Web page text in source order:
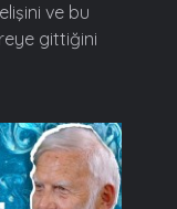
ve bu
gittiğini